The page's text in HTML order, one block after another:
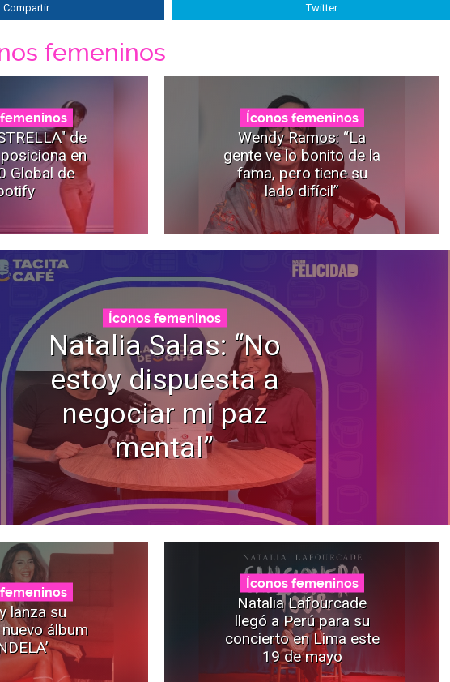
Compartir Twitter
femeninos
de
en
Global de
Íconos femeninos
Wendy Ramos: “La
gente ve lo bonito de la
fama, pero tiene su
lado difícil”
Íconos femeninos
Natalia Salas: “No
estoy dispuesta a
negociar mi paz
mental”
lanza su
álbum
Íconos femeninos
Natalia Lafourcade
llegó a Perú para su
concierto en Lima este
19 de mayo